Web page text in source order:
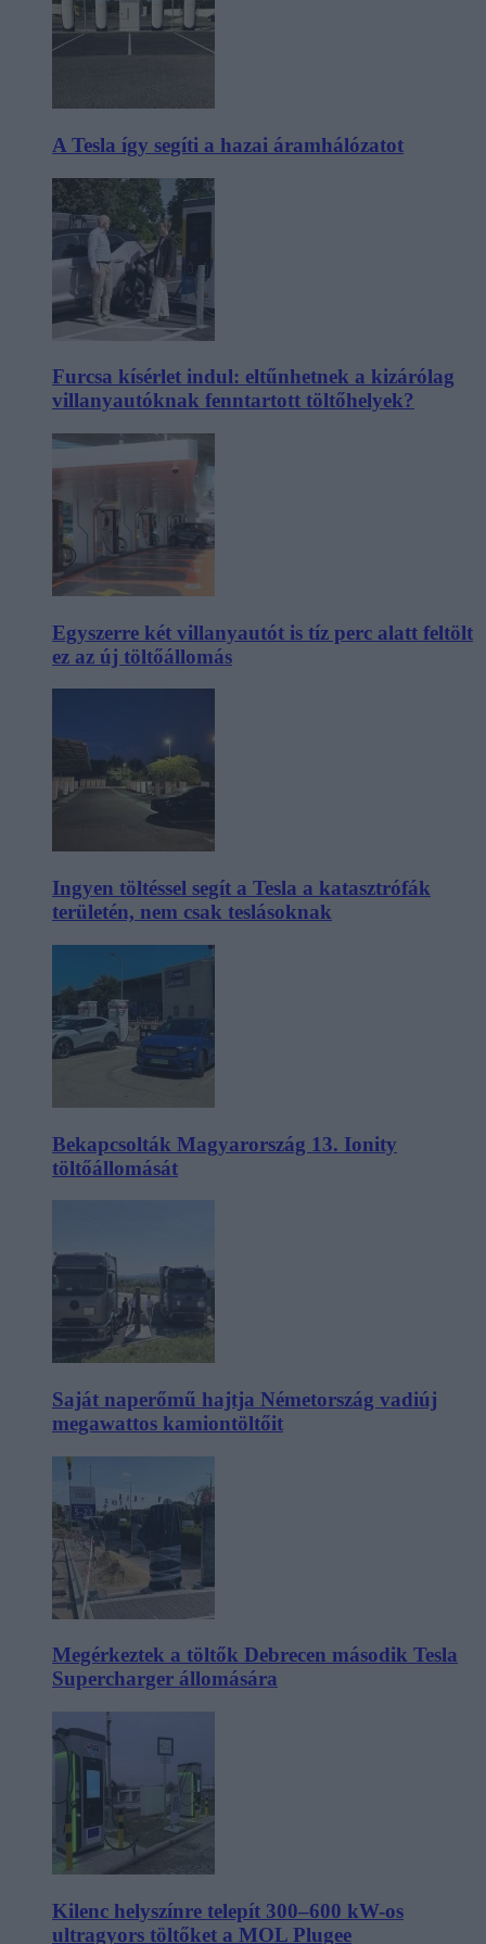
A Tesla így segíti a hazai áramhálózatot
Furcsa kísérlet indul: eltűnhetnek a kizárólag
villanyautóknak fenntartott töltőhelyek?
Egyszerre két villanyautót is tíz perc alatt feltölt
ez az új töltőállomás
Ingyen töltéssel segít a Tesla a katasztrófák
területén, nem csak teslásoknak
Bekapcsolták Magyarország 13. Ionity
töltőállomását
Saját naperőmű hajtja Németország vadiúj
megawattos kamiontöltőit
Megérkeztek a töltők Debrecen második Tesla
Supercharger állomására
Kilenc helyszínre telepít 300–600 kW-os
ultragyors töltőket a MOL Plugee